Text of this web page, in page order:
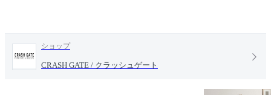
ショップ
CRASH GATE / クラッシュゲート